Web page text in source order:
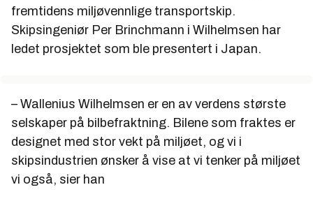
fremtidens miljøvennlige transportskip.
Skipsingeniør Per Brinchmann i Wilhelmsen har
ledet prosjektet som ble presentert i Japan.
– Wallenius Wilhelmsen er en av verdens største
selskaper på bilbefraktning. Bilene som fraktes er
designet med stor vekt på miljøet, og vi i
skipsindustrien ønsker å vise at vi tenker på miljøet
vi også, sier han